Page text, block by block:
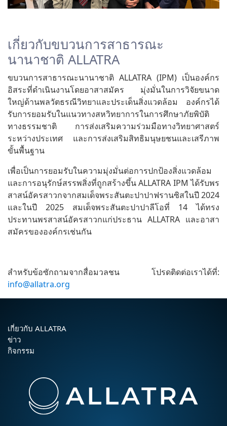
เกี่ยวกับขบวนการสาธารณะ
นานาชาติ ALLATRA
ขบวนการสาธารณะนานาชาติ ALLATRA (IPM) เป็นองค์กร
อิสระที่ดำเนินงานโดยอาสาสมัคร มุ่งมั่นในการวิจัยขนาด
ใหญ่ด้านพลวัตธรณีวิทยาและประเด็นสิ่งแวดล้อม องค์กรได้
รับการยอมรับในแนวทางสหวิทยาการในการศึกษาภัยพิบัติ
ทางธรรมชาติ การส่งเสริมความร่วมมือทางวิทยาศาสตร์
ระหว่างประเทศ และการส่งเสริมสิทธิมนุษยชนและเสรีภาพ
ขั้นพื้นฐาน
เพื่อเป็นการยอมรับในความมุ่งมั่นต่อการปกป้องสิ่งแวดล้อม
และการอนุรักษ์สรรพสิ่งที่ถูกสร้างขึ้น ALLATRA IPM ได้รับพร
สาสน์อัครสาวกจากสมเด็จพระสันตะปาปาฟรานซิสในปี 2024
และในปี 2025 สมเด็จพระสันตะปาปาลีโอที่ 14 ได้ทรง
ประทานพรสาสน์อัครสาวกแก่ประธาน ALLATRA และอาสา
สมัครขององค์กรเช่นกัน
สำหรับข้อซักถามจากสื่อมวลชน โปรดติดต่อเราได้ที่:
info@allatra.org
เกี่ยวกับ ALLATRA
ข่าว
กิจกรรม